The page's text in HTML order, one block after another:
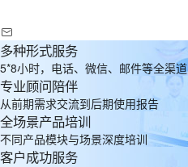
多种形式服务
5*8小时，电话、微信、邮件等全渠道
专业顾问陪伴
从前期需求交流到后期使用报告
全场景产品培训
不同产品模块与场景深度培训
客户成功服务